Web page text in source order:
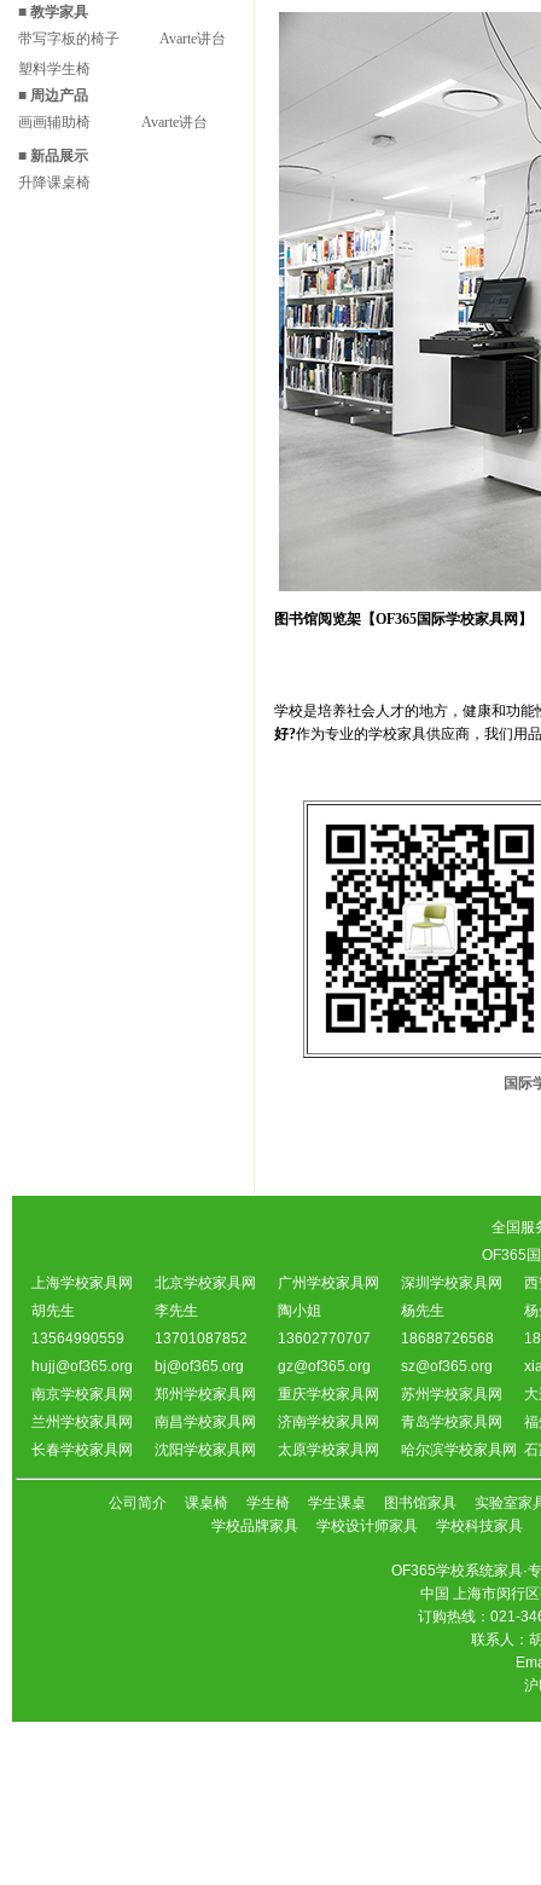
■ 教学家具
带写字板的椅子
Avarte讲台
塑料学生椅
■ 周边产品
画画辅助椅
Avarte讲台
■ 新品展示
升降课桌椅
图书馆阅览架【OF365国际学校家具网】
学校是培养社会人才的地方，健康和功
好?作为专业的学校家具供应商，我们用
国际
全国服
OF365
上海学校家具网
北京学校家具网 广州学校家具网 深圳学校家具网
胡先生
李先生 陶小姐 杨先生
13564990559
13701087852 13602770707 18688726568
hujj@of365.org
bj@of365.org gz@of365.org sz@of365.org
南京学校家具网
郑州学校家具网 重庆学校家具网 苏州学校家具网
兰州学校家具网
南昌学校家具网 济南学校家具网 青岛学校家具网
长春学校家具网
沈阳学校家具网 太原学校家具网 哈尔滨学校家具网
公司简介 课桌椅 学生椅 学生课桌 图书馆家具
实验室家
学校品牌家具
学校设计师家具 学校科技家具
OF365学校系统家具
中国 上海市闵行
订购热线：021-
联系人：